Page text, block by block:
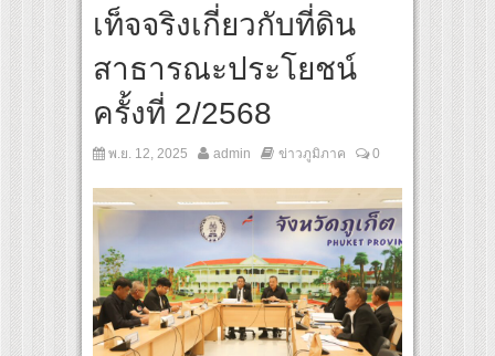
เท็จจริงเกี่ยวกับที่ดิน
สาธารณะประโยชน์
ครั้งที่ 2/2568
พ.ย. 12, 2025 admin ข่าวภูมิภาค 0